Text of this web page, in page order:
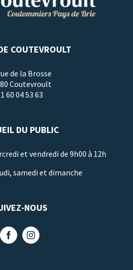
COUTEVROULT
de la Brosse
Coutevroult
60 04 53 63
DU PUBLIC
et vendredi de 9h00 à 12h
samedi et dimanche
NOUS